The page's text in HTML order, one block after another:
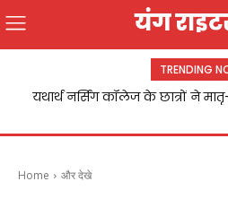
TRENDING
यथार्थ नर्सिंग कॉलेज के छात्रों ने
Home और देखे